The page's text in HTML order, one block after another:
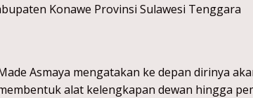
Konawe Provinsi Sulawesi Tenggara
Asmaya mengatakan ke depan dirinya
alat kelengkapan dewan hingga